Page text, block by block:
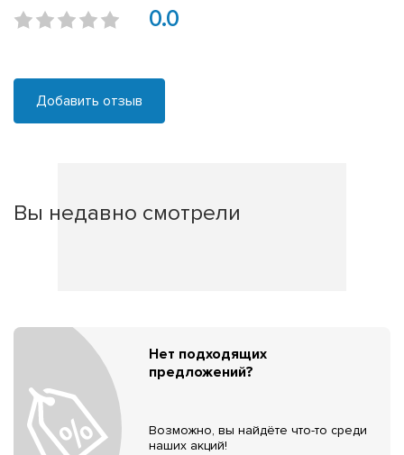
0.0
Добавить отзыв
Вы недавно смотрели
Нет подходящих
предложений?
Возможно, вы найдёте что-то среди
наших акций!